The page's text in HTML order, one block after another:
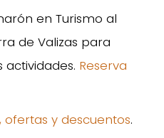
en Turismo al
de Valizas para
Reserva
y descuentos.